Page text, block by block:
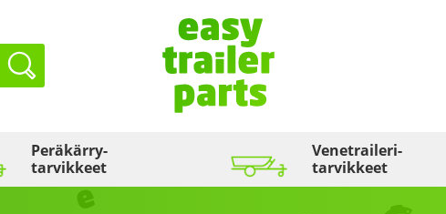
Peräkärry­
tarvikkeet
Venetraileri­
tarvikkeet